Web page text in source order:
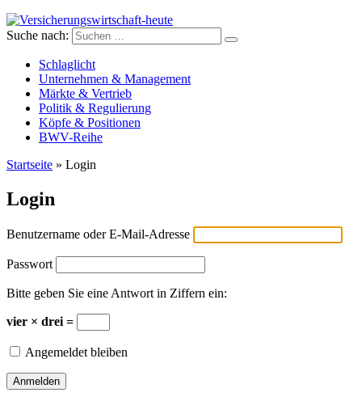
Versicherungswirtschaft-heute
Suche nach:
Schlaglicht
Unternehmen & Management
Märkte & Vertrieb
Politik & Regulierung
Köpfe & Positionen
BWV-Reihe
Startseite » Login
Login
Benutzername oder E-Mail-Adresse
Passwort
Bitte geben Sie eine Antwort in Ziffern ein:
vier × drei =
Angemeldet bleiben